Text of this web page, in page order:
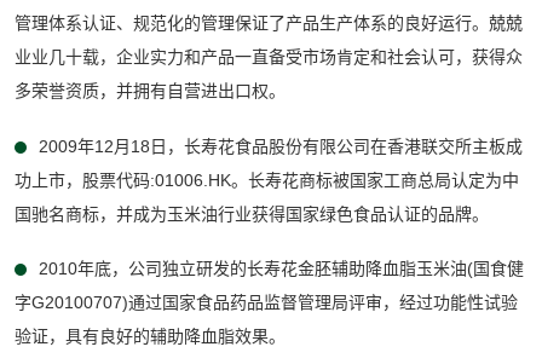
管理体系认证、规范化的管理保证了产品生产体系的良好运行。兢兢
业业几十载，企业实力和产品一直备受市场肯定和社会认可，获得众
多荣誉资质，并拥有自营进出口权。
2009年12月18日，长寿花食品股份有限公司在香港联交所主板成
功上市，股票代码:01006.HK。长寿花商标被国家工商总局认定为中
国驰名商标，并成为玉米油行业获得国家绿色食品认证的品牌。
2010年底，公司独立研发的长寿花金胚辅助降血脂玉米油(国食健
字G20100707)通过国家食品药品监督管理局评审，经过功能性试验
验证，具有良好的辅助降血脂效果。